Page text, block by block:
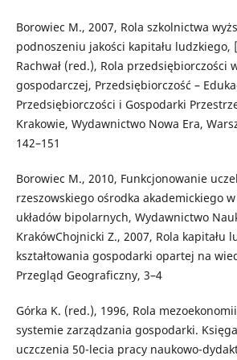
Borowiec M., 2007, Rola szkolnictwa
podnoszeniu jakości kapitału ludzkiego,
Rachwał (red.), Rola przedsiębiorczości
gospodarczej, Przedsiębiorczość –
Przedsiębiorczości i Gospodarki
Krakowie, Wydawnictwo Nowa Era,
142–151
Borowiec M., 2010, Funkcjonowanie
rzeszowskiego ośrodka akademickiego
układów bipolarnych, Wydawnictwo
KrakówChojnicki Z., 2007, Rola kapitału
kształtowania gospodarki opartej na
Przegląd Geograficzny, 3–4
Górka K. (red.), 1996, Rola
systemie zarządzania gospodarki.
uczczenia 50-lecia pracy naukowo-